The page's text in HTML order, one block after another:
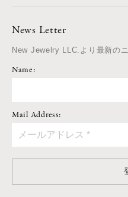
News Letter
New Jewelry LLC.より最新の
Name:
Mail Address: